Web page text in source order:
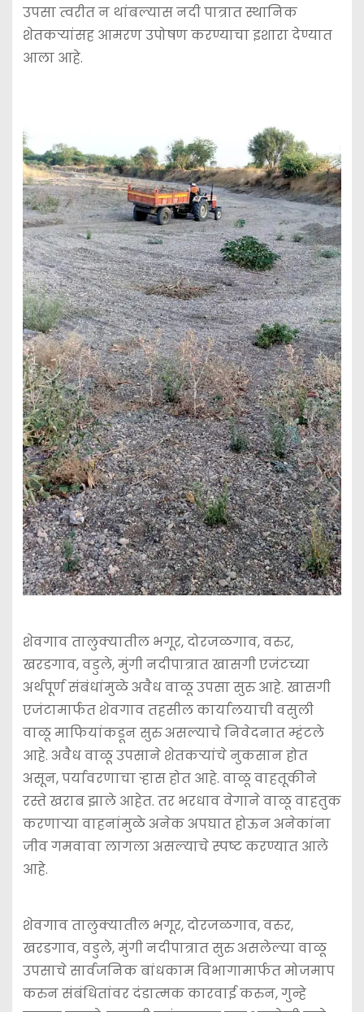
उपसा त्वरीत न थांबल्यास नदी पात्रात स्थानिक
शेतकर्‍यांसह आमरण उपोषण करण्याचा इशारा देण्यात
आला आहे.
शेवगाव तालुक्यातील भगूर, दोरजळगाव, वरुर,
खरडगाव, वडुले, मुंगी नदीपात्रात खासगी एजंटच्या
अर्थपूर्ण संबंधांमुळे अवैध वाळू उपसा सुरु आहे. खासगी
एजंटामार्फत शेवगाव तहसील कार्यालयाची वसुली
वाळू माफियांकडून सुरु असल्याचे निवेदनात म्हंटले
आहे. अवैध वाळू उपसाने शेतकर्‍यांचे नुकसान होत
असून, पर्यावरणाचा र्‍हास होत आहे. वाळू वाहतूकीने
रस्ते खराब झाले आहेत. तर भरधाव वेगाने वाळू वाहतुक
करणार्‍या वाहनांमुळे अनेक अपघात होऊन अनेकांना
जीव गमवावा लागला असल्याचे स्पष्ट करण्यात आले
आहे.
शेवगाव तालुक्यातील भगूर, दोरजळगाव, वरुर,
खरडगाव, वडुले, मुंगी नदीपात्रात सुरु असलेल्या वाळू
उपसाचे सार्वजनिक बांधकाम विभागामार्फत मोजमाप
करुन संबंधितांवर दंडात्मक कारवाई करुन, गुन्हे